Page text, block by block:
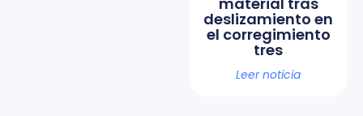
deslizamiento en
el corregimiento
tres
Leer noticia